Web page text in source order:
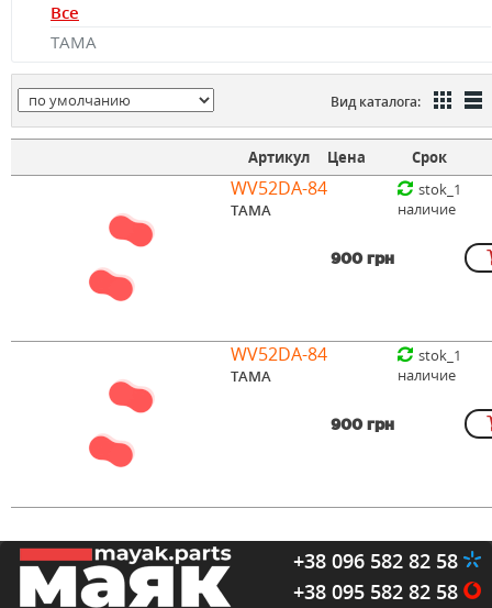
Все
TAMA
Вид каталога:
Артикул Цена Срок
WV52DA-84
TAMA
900 грн
stok_1
наличие
WV52DA-84
TAMA
900 грн
stok_1
наличие
+38 096 582 82 58
+38 095 582 82 58